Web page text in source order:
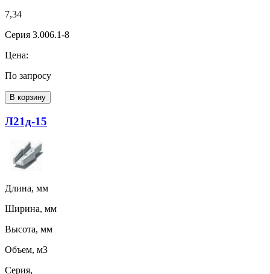
7,34
Серия 3.006.1-8
Цена:
По запросу
В корзину
Л21д-15
Длина, мм
Ширина, мм
Высота, мм
Объем, м3
Серия,